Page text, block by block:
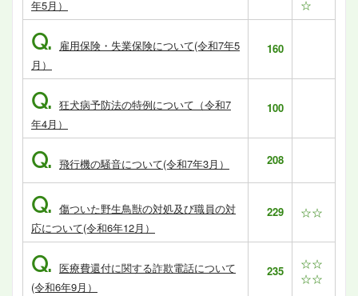
年5月）
☆
Q. 雇用保険・失業保険について(令和7年5
月）
160
Q. 狂犬病予防法の特例について（令和7
年4月）
100
Q. 飛行機の騒音について(令和7年3月） 208
Q. 傷ついた野生鳥獣の対処及び職員の対
応について(令和6年12月）
229 ☆☆
Q. 医療費還付に関する詐欺電話について
(令和6年9月）
235
☆☆
☆☆